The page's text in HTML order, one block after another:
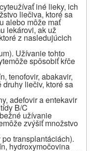
užívať iné lieky, ich
liečiva, ktoré sa
alebo môže mať
lekárovi, ak už
z nasledujúcich
Užívanie tohto
môže spôsobiť kŕče
tenofovir, abakavir,
liečiv, ktoré sa
adefovir a entekavir
B/C
užívanie
môže zvýšiť množstvo
transplantáciách).
hydroxymočovina